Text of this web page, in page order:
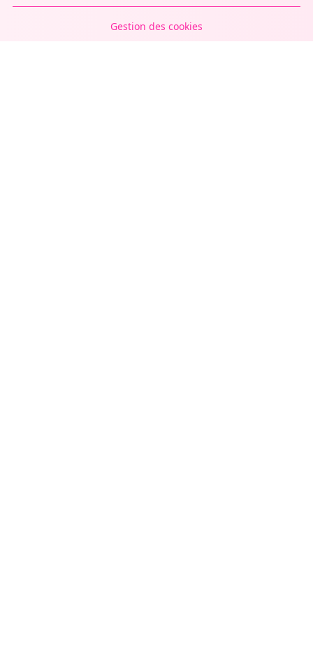
Gestion des cookies